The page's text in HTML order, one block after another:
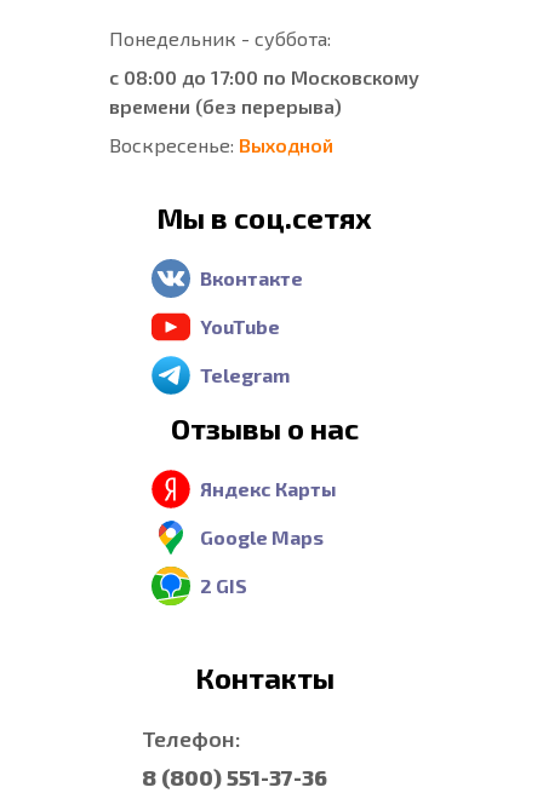
Понедельник - суббота:
с 08:00 до 17:00 по Московскому
времени (без перерыва)
Воскресенье: Выходной
Мы в соц.сетях
Вконтакте
YouTube
Telegram
Отзывы о нас
Яндекс Карты
Google Maps
2 GIS
Контакты
Телефон:
8 (800) 551-37-36